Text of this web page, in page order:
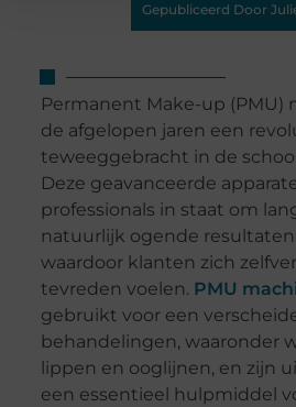
Gepubliceerd Door
Permanent Make-up (PMU)
de afgelopen jaren een
teweeggebracht in de
Deze geavanceerde
professionals in staat om
natuurlijk ogende
waardoor klanten zich
tevreden voelen. PMU
gebruikt voor een
behandelingen, waaronder
lippen en ooglijnen, en zijn
een essentieel hulpmiddel